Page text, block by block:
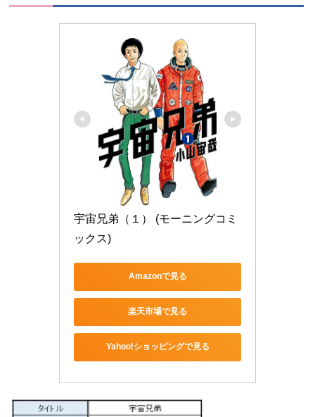
宇宙兄弟（１） (モーニングコミ
ックス)
Amazonで見る
楽天市場で見る
Yahoo!ショッピングで見る